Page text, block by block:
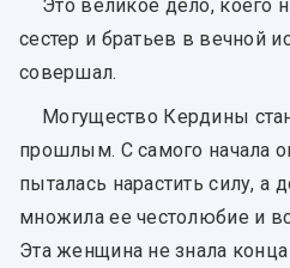
Это великое дело, коего
сестер и братьев в вечной
совершал.
Могущество Кердины
прошлым. С самого начала
пыталась нарастить силу, а
множила ее честолюбие и
Эта женщина не знала